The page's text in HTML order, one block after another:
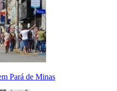
Pará de Minas